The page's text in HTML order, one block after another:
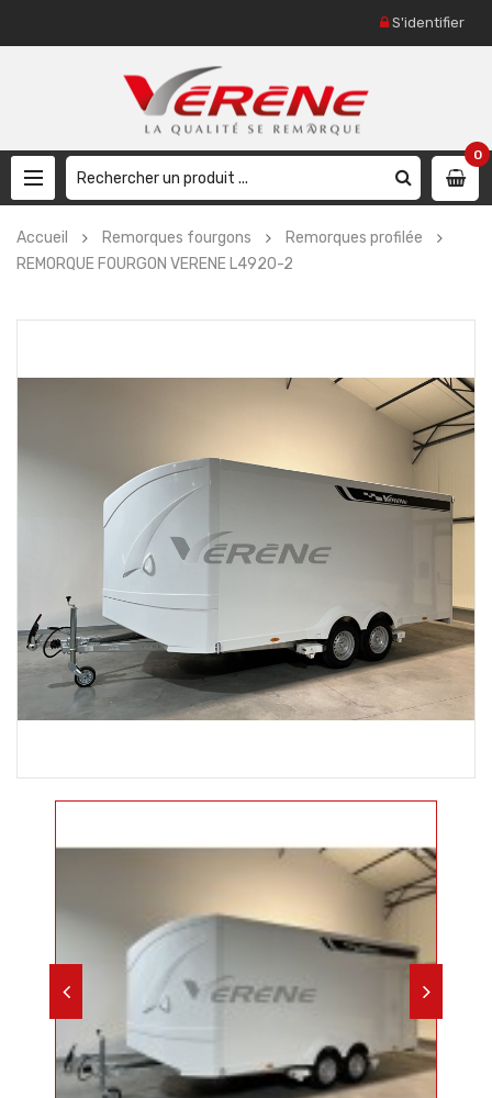
S'identifier
0
Accueil Remorques fourgons
Remorques profilée
REMORQUE FOURGON VERENE L4920-2